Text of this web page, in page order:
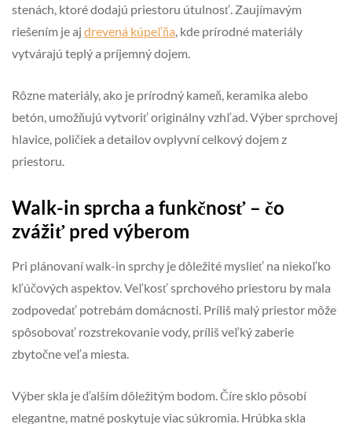
stenách, ktoré dodajú priestoru útulnosť. Zaujímavým
riešením je aj drevená kúpeľňa, kde prírodné materiály
vytvárajú teplý a príjemný dojem.
Rôzne materiály, ako je prírodný kameň, keramika alebo
betón, umožňujú vytvoriť originálny vzhľad. Výber sprchovej
hlavice, poličiek a detailov ovplyvní celkový dojem z
priestoru.
Walk-in sprcha a funkčnosť – čo
zvážiť pred výberom
Pri plánovaní walk-in sprchy je dôležité myslieť na niekoľko
kľúčových aspektov. Veľkosť sprchového priestoru by mala
zodpovedať potrebám domácnosti. Príliš malý priestor môže
spôsobovať rozstrekovanie vody, príliš veľký zaberie
zbytočne veľa miesta.
Výber skla je ďalším dôležitým bodom. Číre sklo pôsobí
elegantne, matné poskytuje viac súkromia. Hrúbka skla